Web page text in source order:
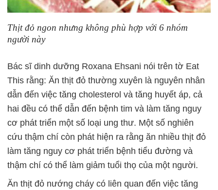
Thịt đỏ ngon nhưng không phù hợp với 6 nhóm
người này
Bác sĩ dinh dưỡng Roxana Ehsani nói trên tờ Eat
This rằng: Ăn thịt đỏ thường xuyên là nguyên nhân
dẫn đến việc tăng cholesterol và tăng huyết áp, cả
hai đều có thể dẫn đến bệnh tim và làm tăng nguy
cơ phát triển một số loại ung thư. Một số nghiên
cứu thậm chí còn phát hiện ra rằng ăn nhiều thịt đỏ
làm tăng nguy cơ phát triển bệnh tiểu đường và
thậm chí có thể làm giảm tuổi thọ của một người.
Ăn thịt đỏ nướng cháy có liên quan đến việc tăng